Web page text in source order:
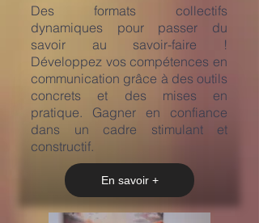
​Des formats collectifs
dynamiques pour passer du
savoir au savoir-faire !
Développez vos compétences en
communication grâce à des outils
concrets et des mises en
pratique. Gagner en confiance
dans un cadre stimulant et
constructif.
En savoir +